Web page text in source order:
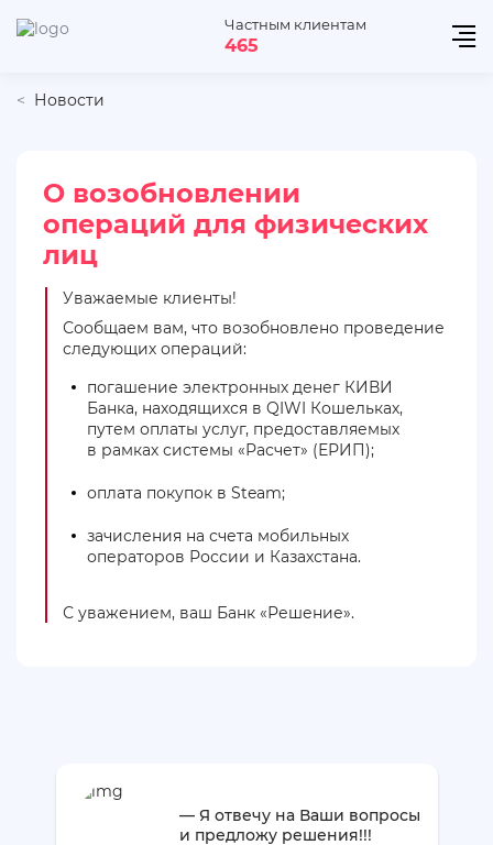
Частным клиентам
465
Новости
О возобновлении
операций для физических
лиц
Уважаемые клиенты!
Сообщаем вам, что возобновлено проведение
следующих операций:
погашение электронных денег КИВИ
Банка, находящихся в QIWI Кошельках,
путем оплаты услуг, предоставляемых
в рамках системы «Расчет» (ЕРИП);
оплата покупок в Steam;
зачисления на счета мобильных
операторов России и Казахстана.
С уважением, ваш Банк «Решение».
— Я отвечу на Ваши вопросы
и предложу решения!!!